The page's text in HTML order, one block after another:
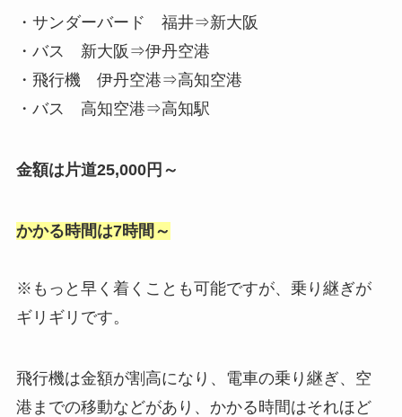
・サンダーバード 福井⇒新大阪
・バス 新大阪⇒伊丹空港
・飛行機 伊丹空港⇒高知空港
・バス 高知空港⇒高知駅
金額は片道25,000円～
かかる時間は7時間～
※もっと早く着くことも可能ですが、乗り継ぎが
ギリギリです。
飛行機は金額が割高になり、電車の乗り継ぎ、空
港までの移動などがあり、かかる時間はそれほど